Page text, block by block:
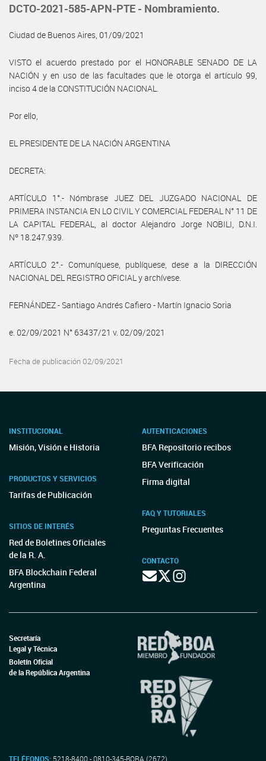
DCTO-2021-585-APN-PTE - Nombramiento.
Ciudad de Buenos Aires, 01/09/2021
VISTO el acuerdo prestado por el HONORABLE SENADO DE LA
NACIÓN y en uso de las facultades que le otorga el artículo 99,
inciso 4 de la CONSTITUCIÓN NACIONAL.
Por ello,
EL PRESIDENTE DE LA NACIÓN ARGENTINA
DECRETA:
ARTÍCULO 1°.- Nómbrase JUEZ DEL JUZGADO NACIONAL DE
PRIMERA INSTANCIA EN LO CIVIL Y COMERCIAL FEDERAL N° 11 DE
LA CAPITAL FEDERAL, al doctor Alejandro Jorge NOBILI, D.N.I.
Nº 18.247.939.
ARTÍCULO 2°.- Comuníquese, publíquese, dese a la DIRECCIÓN
NACIONAL DEL REGISTRO OFICIAL y archívese.
FERNÁNDEZ - Santiago Andrés Cafiero - Martín Ignacio Soria
e. 02/09/2021 N° 63437/21 v. 02/09/2021
Fecha de publicación 02/09/2021
INSTITUCIONAL
Misión, Visión e Historia
PRODUCTOS Y SERVICIOS
Tarifas de Publicación
SITIOS DE INTERÉS
Red de Boletines Oficiales
de la R. A.
BFA Blockchain Federal
Argentina
AUTENTICACIONES
BFA Repositorio recibos
BFA Verificación
Firma digital
FAQ Y TUTORIALES
Preguntas Frecuentes
CONTACTO
Secretaría
Legal y Técnica
Boletín Oficial
de la República Argentina
TELÉFONOS: 5218-8400 - 0810-345-BORA (2672)